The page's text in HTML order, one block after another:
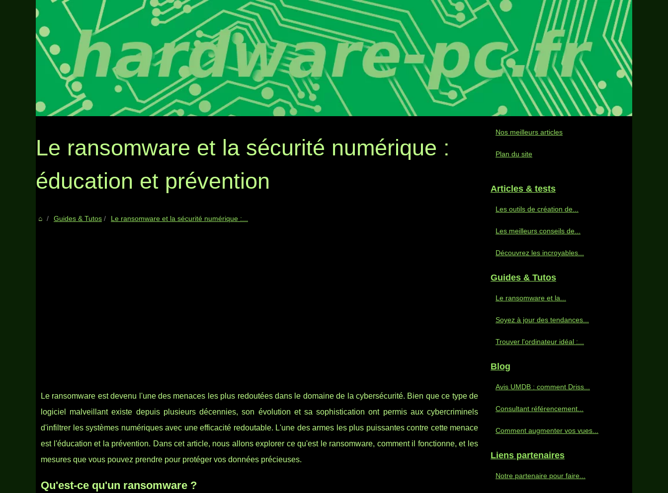
Le ransomware et la sécurité numérique :
éducation et prévention
Guides & Tutos Le ransomware et la sécurité numérique :...
Le ransomware est devenu l'une des menaces les plus redoutées dans le domaine de la cybersécurité. Bien que ce type de
logiciel malveillant existe depuis plusieurs décennies, son évolution et sa sophistication ont permis aux cybercriminels
d'infiltrer les systèmes numériques avec une efficacité redoutable. L'une des armes les plus puissantes contre cette menace
est l'éducation et la prévention. Dans cet article, nous allons explorer ce qu'est le ransomware, comment il fonctionne, et les
mesures que vous pouvez prendre pour protéger vos données précieuses.
Qu'est-ce qu'un ransomware ?
Nos meilleurs articles
Plan du site
Articles & tests
Les outils de création de...
Les meilleurs conseils de...
Découvrez les incroyables...
Guides & Tutos
Le ransomware et la...
Soyez à jour des tendances...
Trouver l'ordinateur idéal :...
Blog
Avis UMDB : comment Driss...
Consultant référencement...
Comment augmenter vos vues...
Liens partenaires
Notre partenaire pour faire...